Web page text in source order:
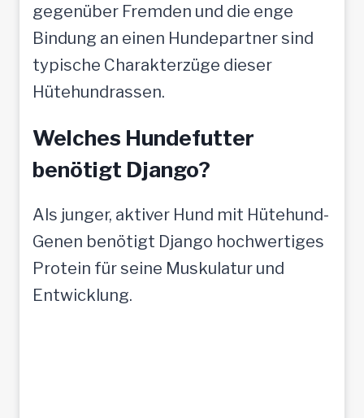
gegenüber Fremden und die enge
Bindung an einen Hundepartner sind
typische Charakterzüge dieser
Hütehundrassen.
Welches Hundefutter
benötigt Django?
Als junger, aktiver Hund mit Hütehund-
Genen benötigt Django hochwertiges
Protein für seine Muskulatur und
Entwicklung.